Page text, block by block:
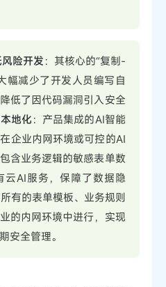
险开发 ：其核心的“复制-
幅减少了开发人员编写自
低了因代码漏洞引入安全
地化 ：产品集成的AI智能
企业内网环境或可控的AI
含业务逻辑的敏感表单数
云AI服务，保障了数据隐
所有的表单模板、业务规则
的内网环境中进行，实现
安全管理。